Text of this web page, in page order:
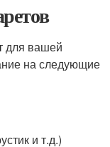
для вашей
на следующие
и т.д.)